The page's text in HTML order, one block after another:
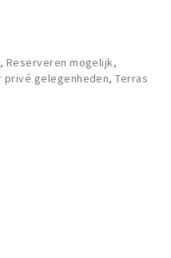
Reserveren mogelijk,
gelegenheden, Terras